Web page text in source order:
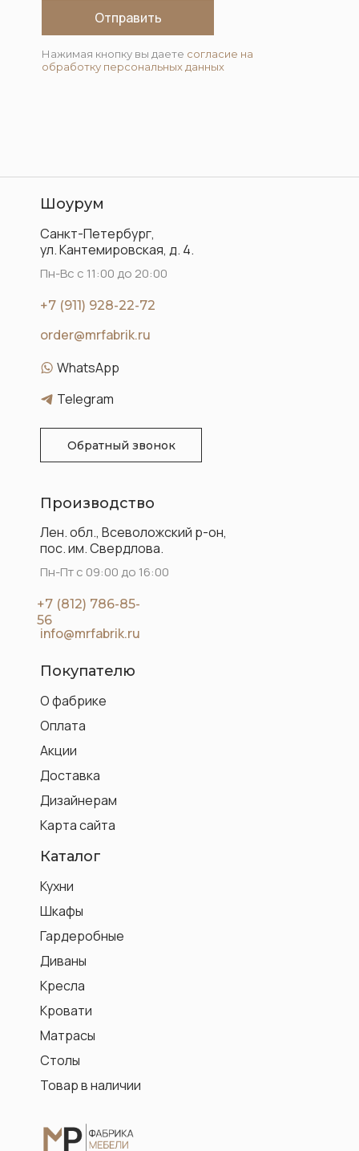
Отправить
Нажимая кнопку вы даете согласие на
обработку персональных данных
order@mrfabrik.ru
Санкт-Петербург,
ул. Кантемировская, д. 4.
Акции
Оплата
Доставка
О фабрике
Производство
Шоурум
Покупателю
Каталог
+7 (812) 786-85-
56
+7 (911) 928-22-72
Пн-Вс с 11:00 до 20:00
Пн-Пт с 09:00 до 16:00
Карта сайта
Дизайнерам
Кресла
Кровати
Диваны
Шкафы
Гардеробные
Кухни
WhatsApp
Telegram
Лен. обл., Всеволожский р-он,
пос. им. Свердлова.
info@mrfabrik.ru
Столы
Матрасы
Товар в наличии
Обратный звонок